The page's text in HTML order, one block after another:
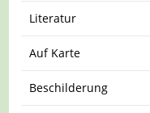
Literatur
Auf Karte
Beschilderung